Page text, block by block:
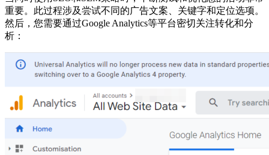
重要。此过程涉及尝试不同的广告文案、关键字和定位选项。
然后，您需要通过Google Analytics等平台密切关注转化和分
析：